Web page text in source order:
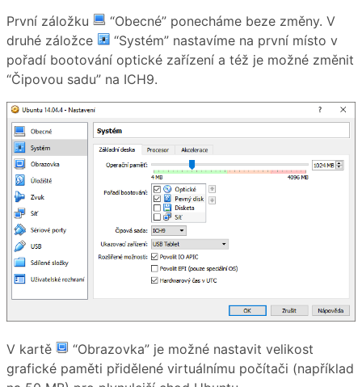
První záložku
“Obecné” ponecháme beze změny. V
druhé záložce
“Systém” nastavíme na první místo v
pořadí bootování optické zařízení a též je možné změnit
“Čipovou sadu” na ICH9.
V kartě
“Obrazovka” je možné nastavit velikost
grafické paměti přidělené virtuálnímu počítači (například